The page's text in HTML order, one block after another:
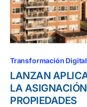
Transformación Digital
LANZAN
LA
PROPIEDADES